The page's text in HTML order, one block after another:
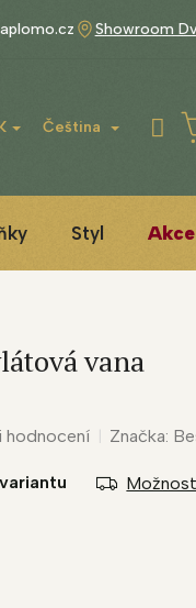
Showroom
Čeština
Styl Akce
vana
hodnocení Značka: